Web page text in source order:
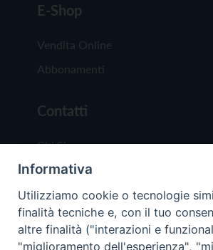
E-Shop
Vendita Online
Abbonamenti
Contatti
Chi Siamo
Redazione
Scrivici
Informativa
Utilizziamo cookie o tecnologie
finalità tecniche e, con il tuo
altre finalità ("interazioni e
"miglioramento dell'esperienza",